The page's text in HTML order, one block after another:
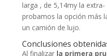
larga , de 5,14my la
probamos la opción más
un camión de lujo.
Conclusiones
Al finalizar la primera